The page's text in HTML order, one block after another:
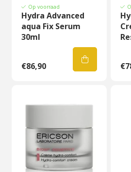
Op voorraad
Hydra Advanced
aqua Fix Serum
30ml
€86,90